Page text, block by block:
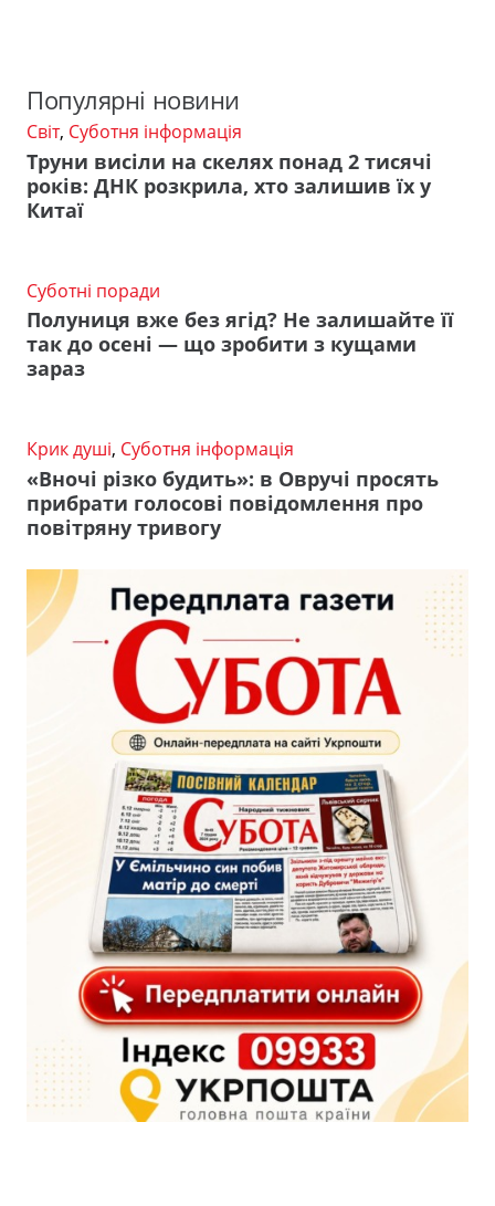
Популярні новини
Світ, Суботня інформація
Труни висіли на скелях понад 2 тисячі
років: ДНК розкрила, хто залишив їх у
Китаї
Суботні поради
Полуниця вже без ягід? Не залишайте її
так до осені — що зробити з кущами
зараз
Крик душі, Суботня інформація
«Вночі різко будить»: в Овручі просять
прибрати голосові повідомлення про
повітряну тривогу